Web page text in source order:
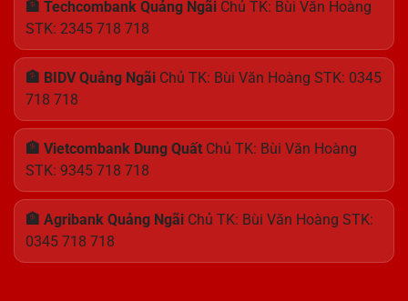
🏦 Techcombank Quảng Ngãi Chủ TK: Bùi Văn Hoàng
STK: 2345 718 718
🏦 BIDV Quảng Ngãi Chủ TK: Bùi Văn Hoàng STK: 0345
718 718
🏦 Vietcombank Dung Quất Chủ TK: Bùi Văn Hoàng
STK: 9345 718 718
🏦 Agribank Quảng Ngãi Chủ TK: Bùi Văn Hoàng STK:
0345 718 718